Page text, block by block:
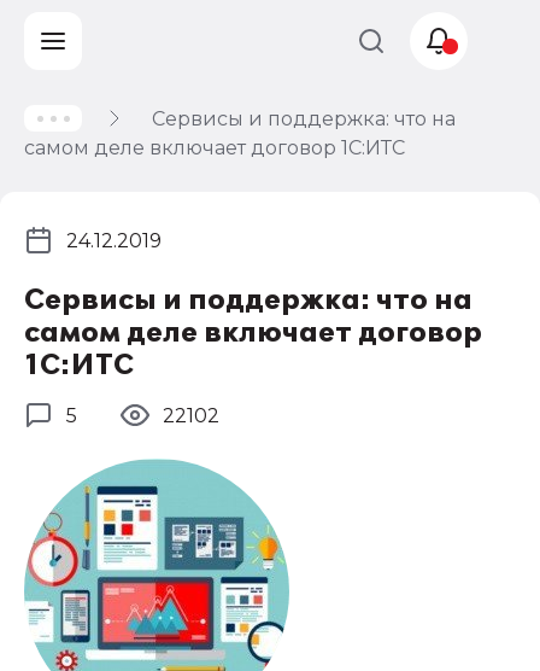
Сервисы и поддержка: что на
самом деле включает договор 1С:ИТС
Сервисы и поддержка: что на
самом деле включает договор
1С:ИТС
24.12.2019
5 22102
Учет и
налогообложение